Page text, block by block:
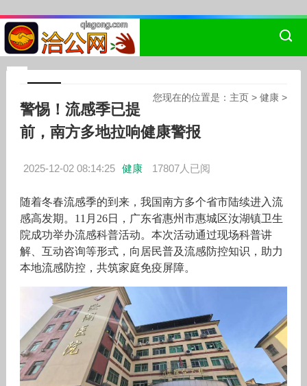
您现在的位置是： 主页 >健康 >
警惕！流感季已提
前，南方多地拉响健康警报
2025-12-02 08:14:25 健康 17807人已阅
随着冬春流感季的到来，我国南方多个省市陆续进入流
感高发期。11月26日，广东省惠州市惠城区汝湖镇卫生
院成功举办流感科普活动。本次活动通过现场科普讲
解、互动咨询等形式，向居民普及流感防控知识，助力
本地流感防控，共筑家庭免疫屏障。